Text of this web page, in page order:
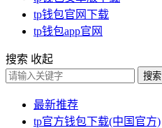
tp钱包官网下载
tp钱包app官网
搜索 收起
搜索
最新推荐
tp官方钱包下载(中国官方)